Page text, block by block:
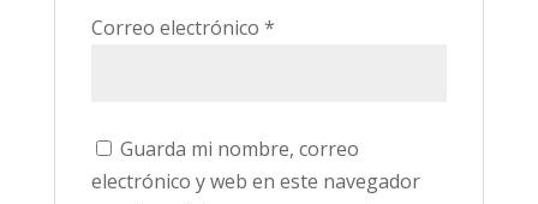
Correo electrónico *
Guarda mi nombre, correo
electrónico y web en este navegador